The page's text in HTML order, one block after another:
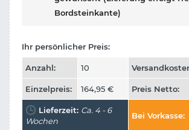
Bordsteinkante)
Ihr persönlicher Preis:
Anzahl: 10
Einzelpreis: 164,95 € Preis Netto:
Lieferzeit: Ca. 4 - 6
Wochen
Bei Vorkasse: